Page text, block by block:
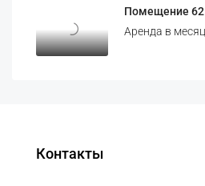
Помещение 62
Аренда в
Контакты